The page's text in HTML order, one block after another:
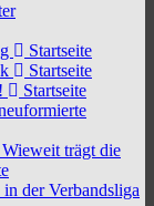
Startseite
Startseite
Startseite
trägt die
der Verbandsliga